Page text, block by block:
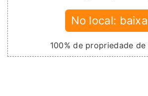
No local:
100% de propriedade